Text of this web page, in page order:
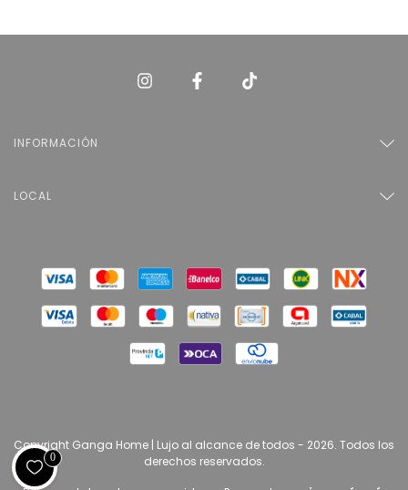
INFORMACIÓN
LOCAL
Copyright Ganga Home | Lujo al alcance de todos - 2026. Todos los
derechos reservados.
0